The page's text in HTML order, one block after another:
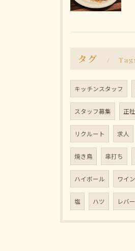
タグ
キッチンスタッフ
スタッフ募集 正
リクルート 求人
焼き鳥 串打ち
ハイボール ワイン
塩 ハツ レバー